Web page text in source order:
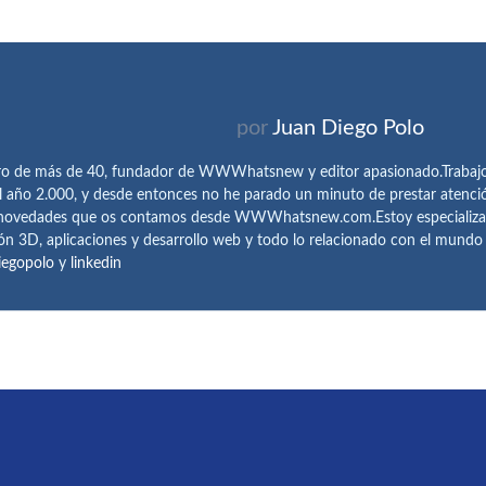
por Juan Diego Polo
de más de 40, fundador de WWWhatsnew y editor
año 2.000, y desde entonces no he parado un minuto de prestar
que os contamos desde WWWhatsnew.com.Estoy
3D, aplicaciones y desarrollo web y todo lo relacionado con el
y linkedin